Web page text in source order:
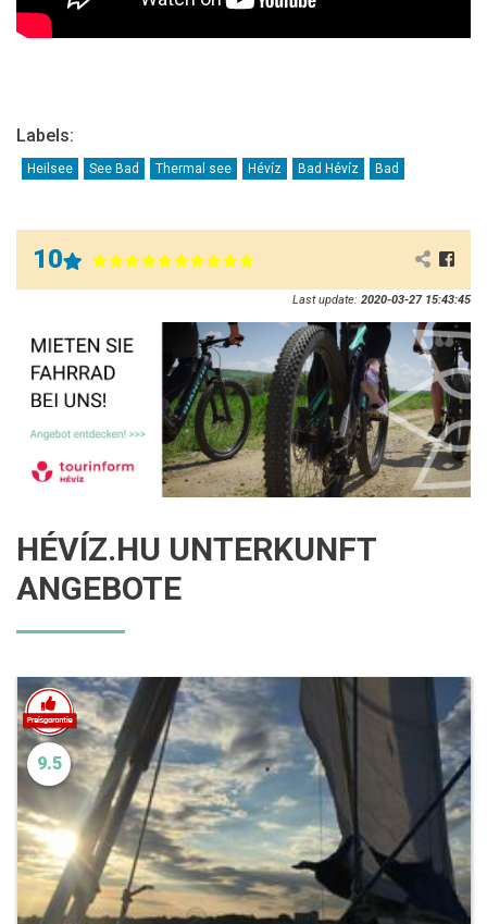
Labels:
Heilsee See Bad Thermal see Hévíz Bad Hévíz Bad
10
Last update: 2020-03-27 15:43:45
HÉVÍZ.HU UNTERKUNFT
ANGEBOTE
9.5